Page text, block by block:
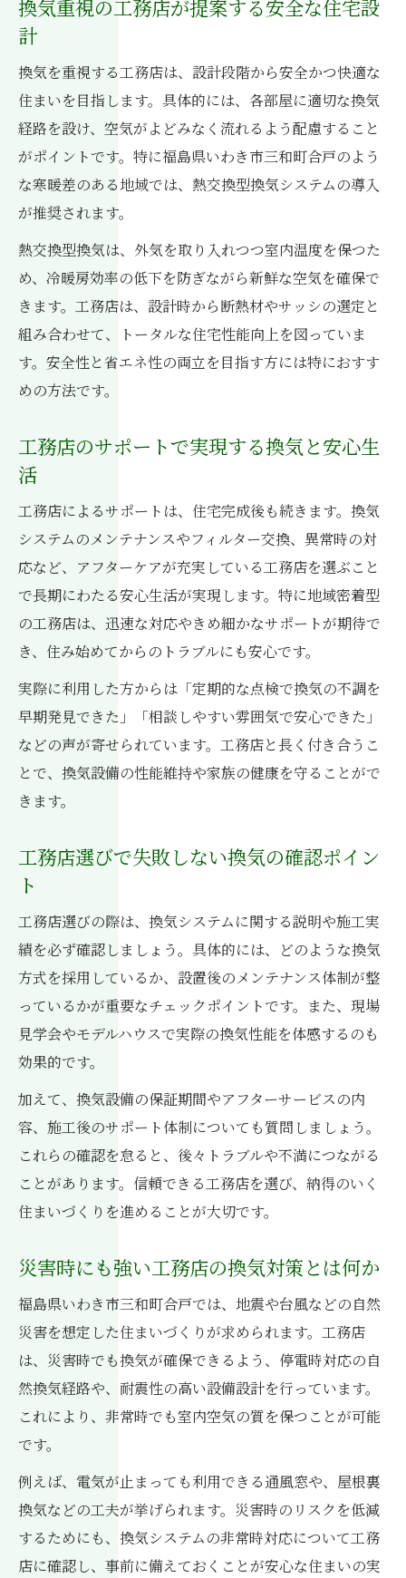
換気重視の工務店が提案する安全な住宅設
計
換気を重視する工務店は、設計段階から安全かつ快適な
住まいを目指します。具体的には、各部屋に適切な換気
経路を設け、空気がよどみなく流れるよう配慮すること
がポイントです。特に福島県いわき市三和町合戸のよう
な寒暖差のある地域では、熱交換型換気システムの導入
が推奨されます。
熱交換型換気は、外気を取り入れつつ室内温度を保つた
め、冷暖房効率の低下を防ぎながら新鮮な空気を確保で
きます。工務店は、設計時から断熱材やサッシの選定と
組み合わせて、トータルな住宅性能向上を図っていま
す。安全性と省エネ性の両立を目指す方には特におすす
めの方法です。
工務店のサポートで実現する換気と安心生
活
工務店によるサポートは、住宅完成後も続きます。換気
システムのメンテナンスやフィルター交換、異常時の対
応など、アフターケアが充実している工務店を選ぶこと
で長期にわたる安心生活が実現します。特に地域密着型
の工務店は、迅速な対応やきめ細かなサポートが期待で
き、住み始めてからのトラブルにも安心です。
実際に利用した方からは「定期的な点検で換気の不調を
早期発見できた」「相談しやすい雰囲気で安心できた」
などの声が寄せられています。工務店と長く付き合うこ
とで、換気設備の性能維持や家族の健康を守ることがで
きます。
工務店選びで失敗しない換気の確認ポイン
ト
工務店選びの際は、換気システムに関する説明や施工実
績を必ず確認しましょう。具体的には、どのような換気
方式を採用しているか、設置後のメンテナンス体制が整
っているかが重要なチェックポイントです。また、現場
見学会やモデルハウスで実際の換気性能を体感するのも
効果的です。
加えて、換気設備の保証期間やアフターサービスの内
容、施工後のサポート体制についても質問しましょう。
これらの確認を怠ると、後々トラブルや不満につながる
ことがあります。信頼できる工務店を選び、納得のいく
住まいづくりを進めることが大切です。
災害時にも強い工務店の換気対策とは何か
福島県いわき市三和町合戸では、地震や台風などの自然
災害を想定した住まいづくりが求められます。工務店
は、災害時でも換気が確保できるよう、停電時対応の自
然換気経路や、耐震性の高い設備設計を行っています。
これにより、非常時でも室内空気の質を保つことが可能
です。
例えば、電気が止まっても利用できる通風窓や、屋根裏
換気などの工夫が挙げられます。災害時のリスクを低減
するためにも、換気システムの非常時対応について工務
店に確認し、事前に備えておくことが安心な住まいの実